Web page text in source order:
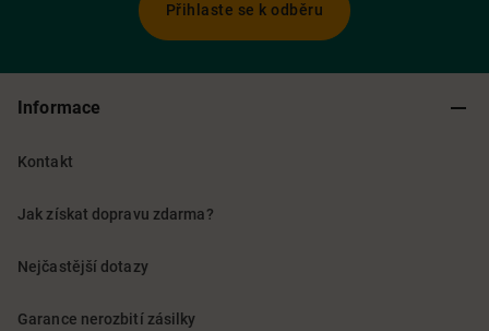
Přihlaste se k odběru
Informace
Kontakt
Jak získat dopravu zdarma?
Nejčastější dotazy
Garance nerozbití zásilky